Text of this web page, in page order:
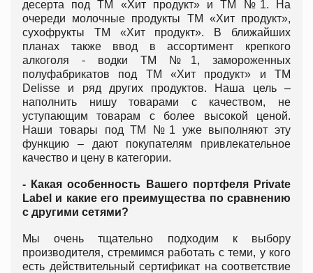
десерта под ТМ «Хит продукт» и ТМ №1. На
очереди молочные продукты ТМ «Хит продукт»,
сухофрукты ТМ «Хит продукт». В ближайших
планах также ввод в ассортимент крепкого
алкоголя - водки ТМ №1, замороженных
полуфабрикатов под ТМ «Хит продукт» и ТМ
Delisse и ряд других продуктов. Наша цель –
наполнить нишу товарами с качеством, не
уступающим товарам с более высокой ценой.
Наши товары под ТМ №1 уже выполняют эту
функцию – дают покупателям привлекательное
качество и цену в категории.
- Какая особенность Вашего портфеля Private
Label и какие его преимущества по сравнению
с другими сетями?
Мы очень тщательно подходим к выбору
производителя, стремимся работать с теми, у кого
есть действительный сертификат на соответствие